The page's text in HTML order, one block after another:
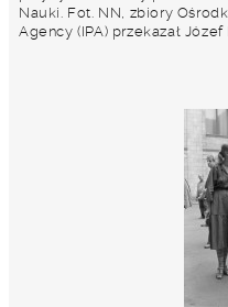
Nauki. Fot. NN, zbiory
Agency (IPA) przekazał